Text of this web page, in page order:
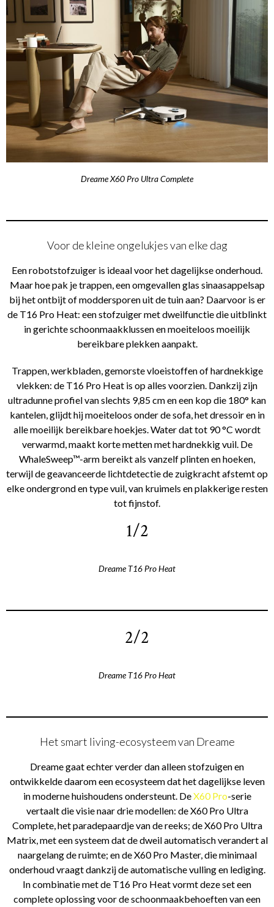
Dreame X60 Pro Ultra Complete
Voor de kleine ongelukjes van elke dag
Een robotstofzuiger is ideaal voor het dagelijkse onderhoud.
Maar hoe pak je trappen, een omgevallen glas sinaasappelsap
bij het ontbijt of moddersporen uit de tuin aan? Daarvoor is er
de T16 Pro Heat: een stofzuiger met dweilfunctie die uitblinkt
in gerichte schoonmaakklussen en moeiteloos moeilijk
bereikbare plekken aanpakt.
Trappen, werkbladen, gemorste vloeistoffen of hardnekkige
vlekken: de T16 Pro Heat is op alles voorzien. Dankzij zijn
ultradunne profiel van slechts 9,85 cm en een kop die 180° kan
kantelen, glijdt hij moeiteloos onder de sofa, het dressoir en in
alle moeilijk bereikbare hoekjes. Water dat tot 90 °C wordt
verwarmd, maakt korte metten met hardnekkig vuil. De
WhaleSweep™-arm bereikt als vanzelf plinten en hoeken,
terwijl de geavanceerde lichtdetectie de zuigkracht afstemt op
elke ondergrond en type vuil, van kruimels en plakkerige resten
tot fijnstof.
1/2
Dreame T16 Pro Heat
2/2
Dreame T16 Pro Heat
Het smart living-ecosysteem van Dreame
Dreame gaat echter verder dan alleen stofzuigen en
ontwikkelde daarom een ecosysteem dat het dagelijkse leven
in moderne huishoudens ondersteunt. DeX60 Pro-serie
vertaalt die visie naar drie modellen: de X60 Pro Ultra
Complete, het paradepaardje van de reeks; de X60 Pro Ultra
Matrix, met een systeem dat de dweil automatisch verandert al
naargelang de ruimte; en de X60 Pro Master, die minimaal
onderhoud vraagt dankzij de automatische vulling en lediging.
In combinatie met de T16 Pro Heat vormt deze set een
complete oplossing voor de schoonmaakbehoeften van een